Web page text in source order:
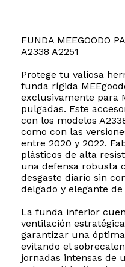
FUNDA MEEGOODO
A2338 A2251
Protege tu valiosa
funda rígida
exclusivamente para
pulgadas. Este
con los modelos
como con las
entre 2020 y 2022.
plásticos de alta
una defensa robusta
desgaste diario sin
delgado y elegante
La funda inferior
ventilación
garantizar una
evitando el
jornadas intensas de